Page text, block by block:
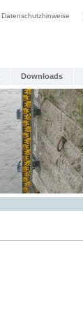
Datenschutzhinweise
Downloads